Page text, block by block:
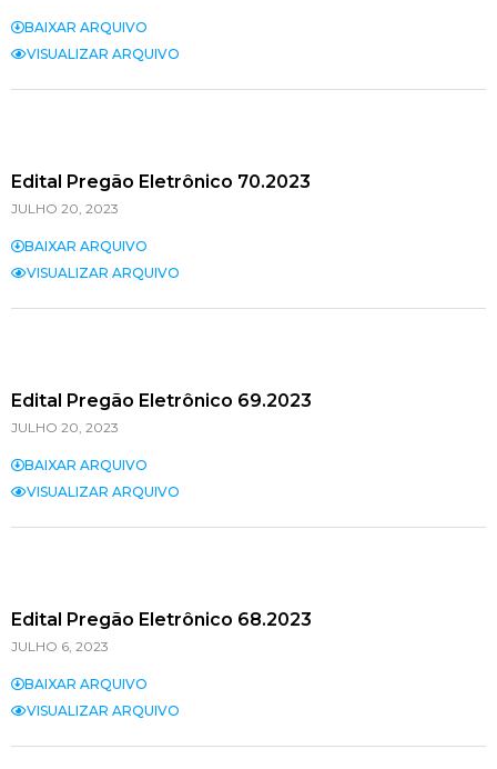
BAIXAR ARQUIVO
VISUALIZAR ARQUIVO
Edital Pregão Eletrônico 70.2023
JULHO 20, 2023
BAIXAR ARQUIVO
VISUALIZAR ARQUIVO
Edital Pregão Eletrônico 69.2023
JULHO 20, 2023
BAIXAR ARQUIVO
VISUALIZAR ARQUIVO
Edital Pregão Eletrônico 68.2023
JULHO 6, 2023
BAIXAR ARQUIVO
VISUALIZAR ARQUIVO